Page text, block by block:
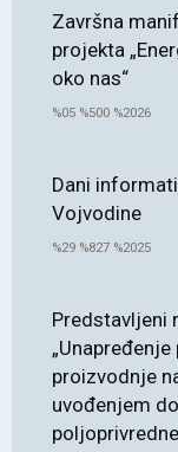
Završna
projekta
oko nas“
%05 %500 %2026
Dani
Vojvodine
%29 %827 %2025
Predstavljeni
proizvodnje
uvođenjem